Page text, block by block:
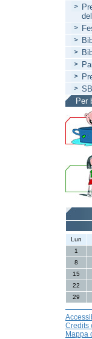
Per
Lun
1
8
15
22
29
Credits
Mappa